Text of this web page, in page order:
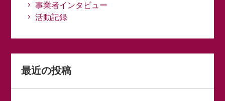
事業者インタビュー
活動記録
最近の投稿